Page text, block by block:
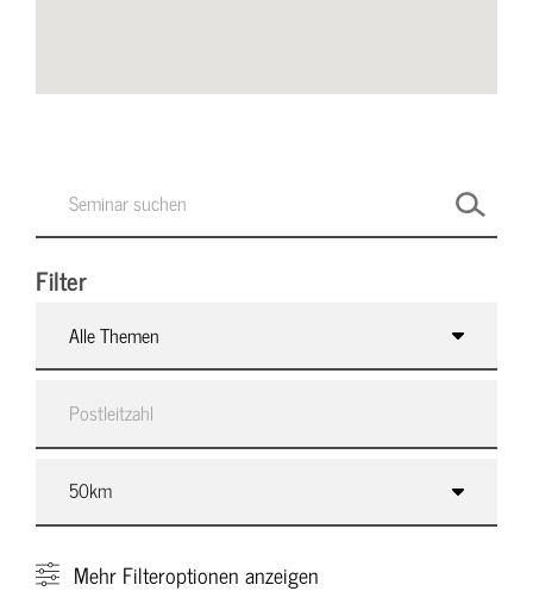
Filter
Alle Themen
Mehr Filteroptionen anzeigen